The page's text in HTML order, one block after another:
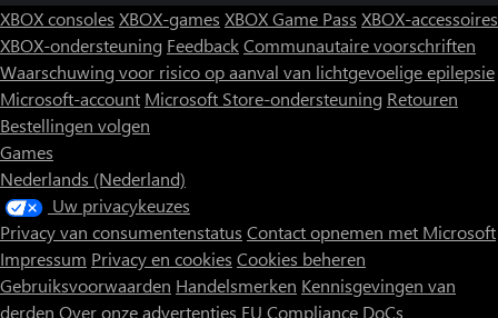
XBOX consoles XBOX-games XBOX Game Pass XBOX-accessoires
XBOX-ondersteuning FeedbackCommunautaire voorschriften
Waarschuwing voor risico op aanval van lichtgevoelige epilepsie
Microsoft-account Microsoft Store-ondersteuning Retouren
Bestellingen volgen
Games
Nederlands (Nederland)
Uw privacykeuzes
Privacy van consumentenstatus Contact opnemen met Microsoft
Impressum Privacy en cookies Cookies beheren
Gebruiksvoorwaarden Handelsmerken Kennisgevingen van
derden Over onze advertenties EU Compliance DoCs